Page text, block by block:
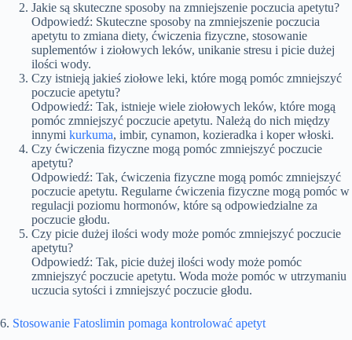
Jakie są skuteczne sposoby na zmniejszenie poczucia apetytu?
Odpowiedź: Skuteczne sposoby na zmniejszenie poczucia
apetytu to zmiana diety, ćwiczenia fizyczne, stosowanie
suplementów i ziołowych leków, unikanie stresu i picie dużej
ilości wody.
Czy istnieją jakieś ziołowe leki, które mogą pomóc zmniejszyć
poczucie apetytu?
Odpowiedź: Tak, istnieje wiele ziołowych leków, które mogą
pomóc zmniejszyć poczucie apetytu. Należą do nich między
innymi kurkuma, imbir, cynamon, kozieradka i koper włoski.
Czy ćwiczenia fizyczne mogą pomóc zmniejszyć poczucie
apetytu?
Odpowiedź: Tak, ćwiczenia fizyczne mogą pomóc zmniejszyć
poczucie apetytu. Regularne ćwiczenia fizyczne mogą pomóc w
regulacji poziomu hormonów, które są odpowiedzialne za
poczucie głodu.
Czy picie dużej ilości wody może pomóc zmniejszyć poczucie
apetytu?
Odpowiedź: Tak, picie dużej ilości wody może pomóc
zmniejszyć poczucie apetytu. Woda może pomóc w utrzymaniu
uczucia sytości i zmniejszyć poczucie głodu.
6. Stosowanie Fatoslimin pomaga kontrolować apetyt